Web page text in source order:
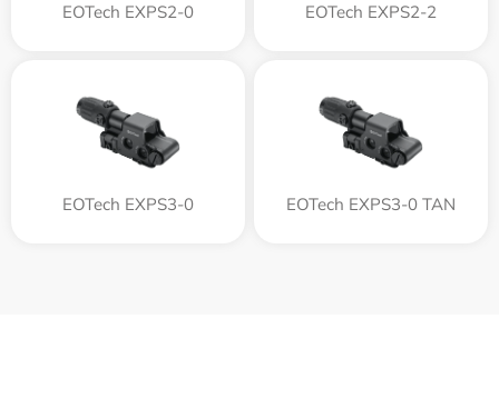
EOTech EXPS2-0 EOTech EXPS2-2
EOTech EXPS3-0 EOTech EXPS3-0 TAN